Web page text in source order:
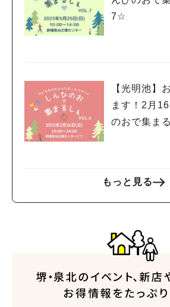
7☆
【光明池】
ます！2月
のおで集ま
もっと見る